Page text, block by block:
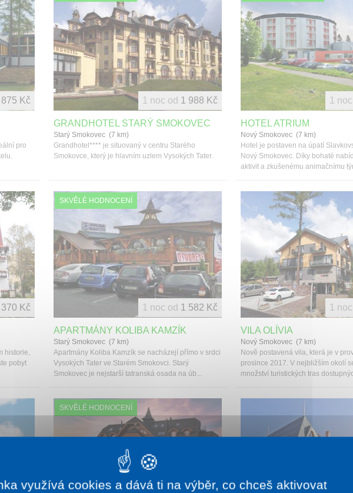
pro
875 Kč
GRANDHOTEL STARÝ SMOKOVEC
Starý Smokovec (7 km)
Grandhotel**** je situovaný v centru Starého
Smokovce, který je hlavním uzlem Vysokých Tater.
1 noc od 1 988 Kč
HOTEL ATRIUM
Nový Smokovec (7 km)
Hotel je postaven na úpatí
Nový Smokovec. Díky bohaté
aktivit a zkušenému animačnímu
1
historie,
pobyt
370 Kč
SKVĚLÉ HODNOCENÍ
APARTMÁNY KOLIBA KAMZÍK
Starý Smokovec (7 km)
Apartmány Koliba Kamzík se nacházejí přímo v srdci
Vysokých Tater ve Starém Smokovci. Starý
Smokovec je nejstarší tatranská osada na úb...
1 noc od 1 582 Kč
VILA OLÍVIA
Nový Smokovec (7 km)
Nově postavená vila, která je v
prosince 2017. V nejbližším okolí
množství turistických tras
1
SKVĚLÉ HODNOCENÍ
využívá cookies a dává ti na výběr, co chceš aktivovat